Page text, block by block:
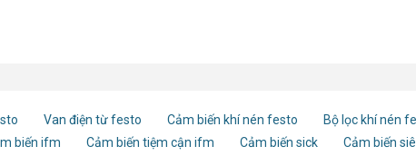
Van điện từ festo Cảm biến khí nén festo Bộ lọc khí nén
biến ifm Cảm biến tiệm cận ifm Cảm biến sick
Cảm biến